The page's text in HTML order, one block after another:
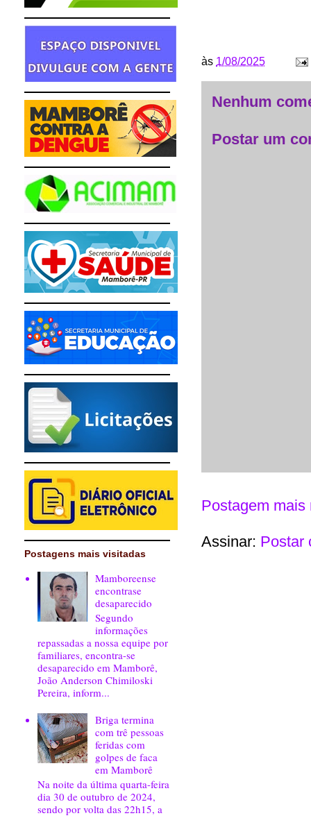
às 1/08/2025
Nenhum
Postar um
Postagem mais
Assinar: Postar
Postagens mais visitadas
Mamboreense
encontrase
desaparecido
Segundo
informações
repassadas a nossa equipe por
familiares, encontra-se
desaparecido em Mamborê,
João Anderson Chimiloski
Pereira, inform...
Briga termina
com trê pessoas
feridas com
golpes de faca
em Mamborê
Na noite da última quarta-feira
dia 30 de outubro de 2024,
sendo por volta das 22h15, a